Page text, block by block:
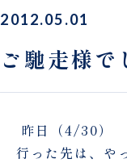
2012.05.01
ご馳走様で
昨日（4/30）
行った先は、や